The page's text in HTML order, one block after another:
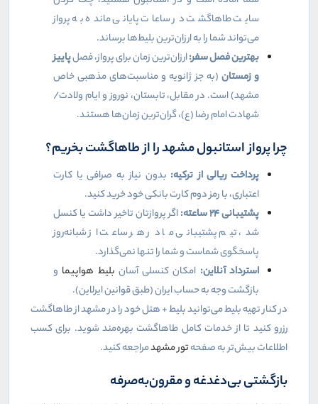
سایت طاهاگشت در ساعات پایانی مانده به پرواز
می‌تواند شما را به ارزان‌ترین بلیط‌ها برساند.
بهترین فصل سفر:ارزان‌ترین زمان برای پرواز، فصلپاییز
و زمستان (به جز ژانویه و مناسبت‌های مذهبی خاص
مشهد) است. در مقابل، تابستان، نوروز و ایام ولادت/
شهادت امام رضا (ع)، گران‌ترین زمان‌ها هستند.
چرا پرواز استانبول مشهد را از طاهاگشت بخریم؟
پرداخت ریالی از ترکیه: بدون نیاز به صرافی یا کارت
اعتباری، با رمز دوم کارت بانکی خود خرید کنید.
پشتیبانی۲۴ساعته:اگر پروازتان تاخیر داشت یا کنسل
شد، تیم پشتیبانی ما در هر ساعت از شبانه‌روز
پاسخگوی شماست و شما را تنها نمی‌گذارد.
استرداد آنلاین: امکان کنسلی آسان بلیط هواپیما و
بازگشت وجه به حساب ایران (طبق قوانین ایرلاین).
در کنار تهیه بلیط می‌توانید بلیط + هتل خود را در مشهد از طاهاگشت
رزرو کنید تا از خدمات کامل طاهاگشت بهره‌مند شوید. برای کسب
اطلاعات بیش‌تر به صفحهتور مشهدمراجعه کنید.
بازگشتی بی‌دغدغه و مقرون‌به‌صرفه